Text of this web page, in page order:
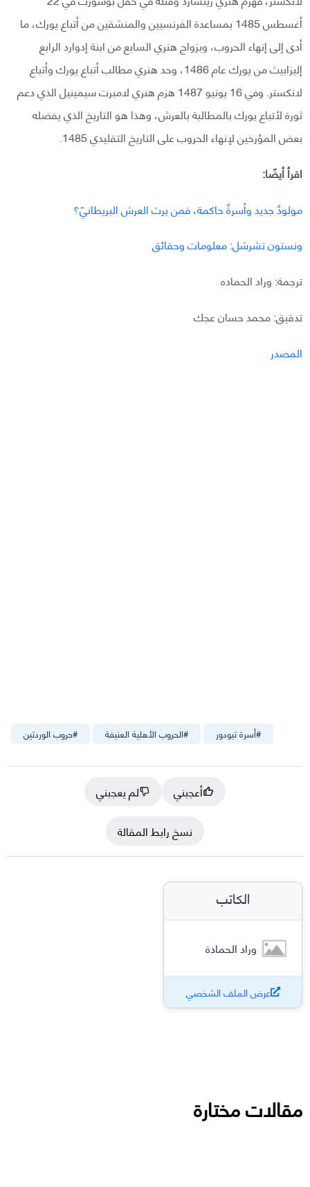
أغسطس 1485 بمساعدة الفرنسيين والمنشقين من أتباع يورك، ما
أدى إلى إنهاء الحروب، وبزواج هنري السابع من ابنة إدوارد الرابع
إليزابيث من يورك عام 1486، وحد هنري مطالب أتباع يورك وأتباع
لانكستر. وفي 16 يونيو 1487 هزم هنري لامبرت سيمينيل الذي دعم
ثورة لأتباع يورك بالمطالبة بالعرش، وهذا هو التاريخ الذي يفضله
بعض المؤرخين لإنهاء الحروب على التاريخ التقليدي 1485.
اقرأ أيضًا:
مولودٌ جديد وأسرةٌ حاكمة، فمن يرث العرش البريطانيّ؟
ونستون تشرشل: معلومات وحقائق
ترجمة: وراد الحماده
تدقيق: محمد حسان عجك
المصدر
#حروب الوردتين #الحروب الأهلية العنيفة #أسرة تيودور
أعجبني
لم يعجبني
نسخ رابط المقالة
الكاتب
وراد الحمادة
عرض الملف الشخصي
مقالات مختارة